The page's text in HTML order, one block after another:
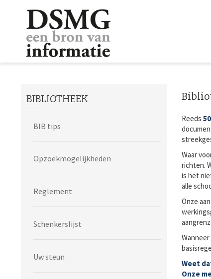
Reeds 50
Waar
richten.
is het
alle
Onze
Weet
Onze
BIBLIOTHEEK
BIB tips
Opzoekmogelijkheden
Reglement
Schenkerslijst
Uw steun